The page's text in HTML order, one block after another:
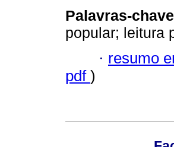
Palavras-
popular; leitura
· resumo
pdf )